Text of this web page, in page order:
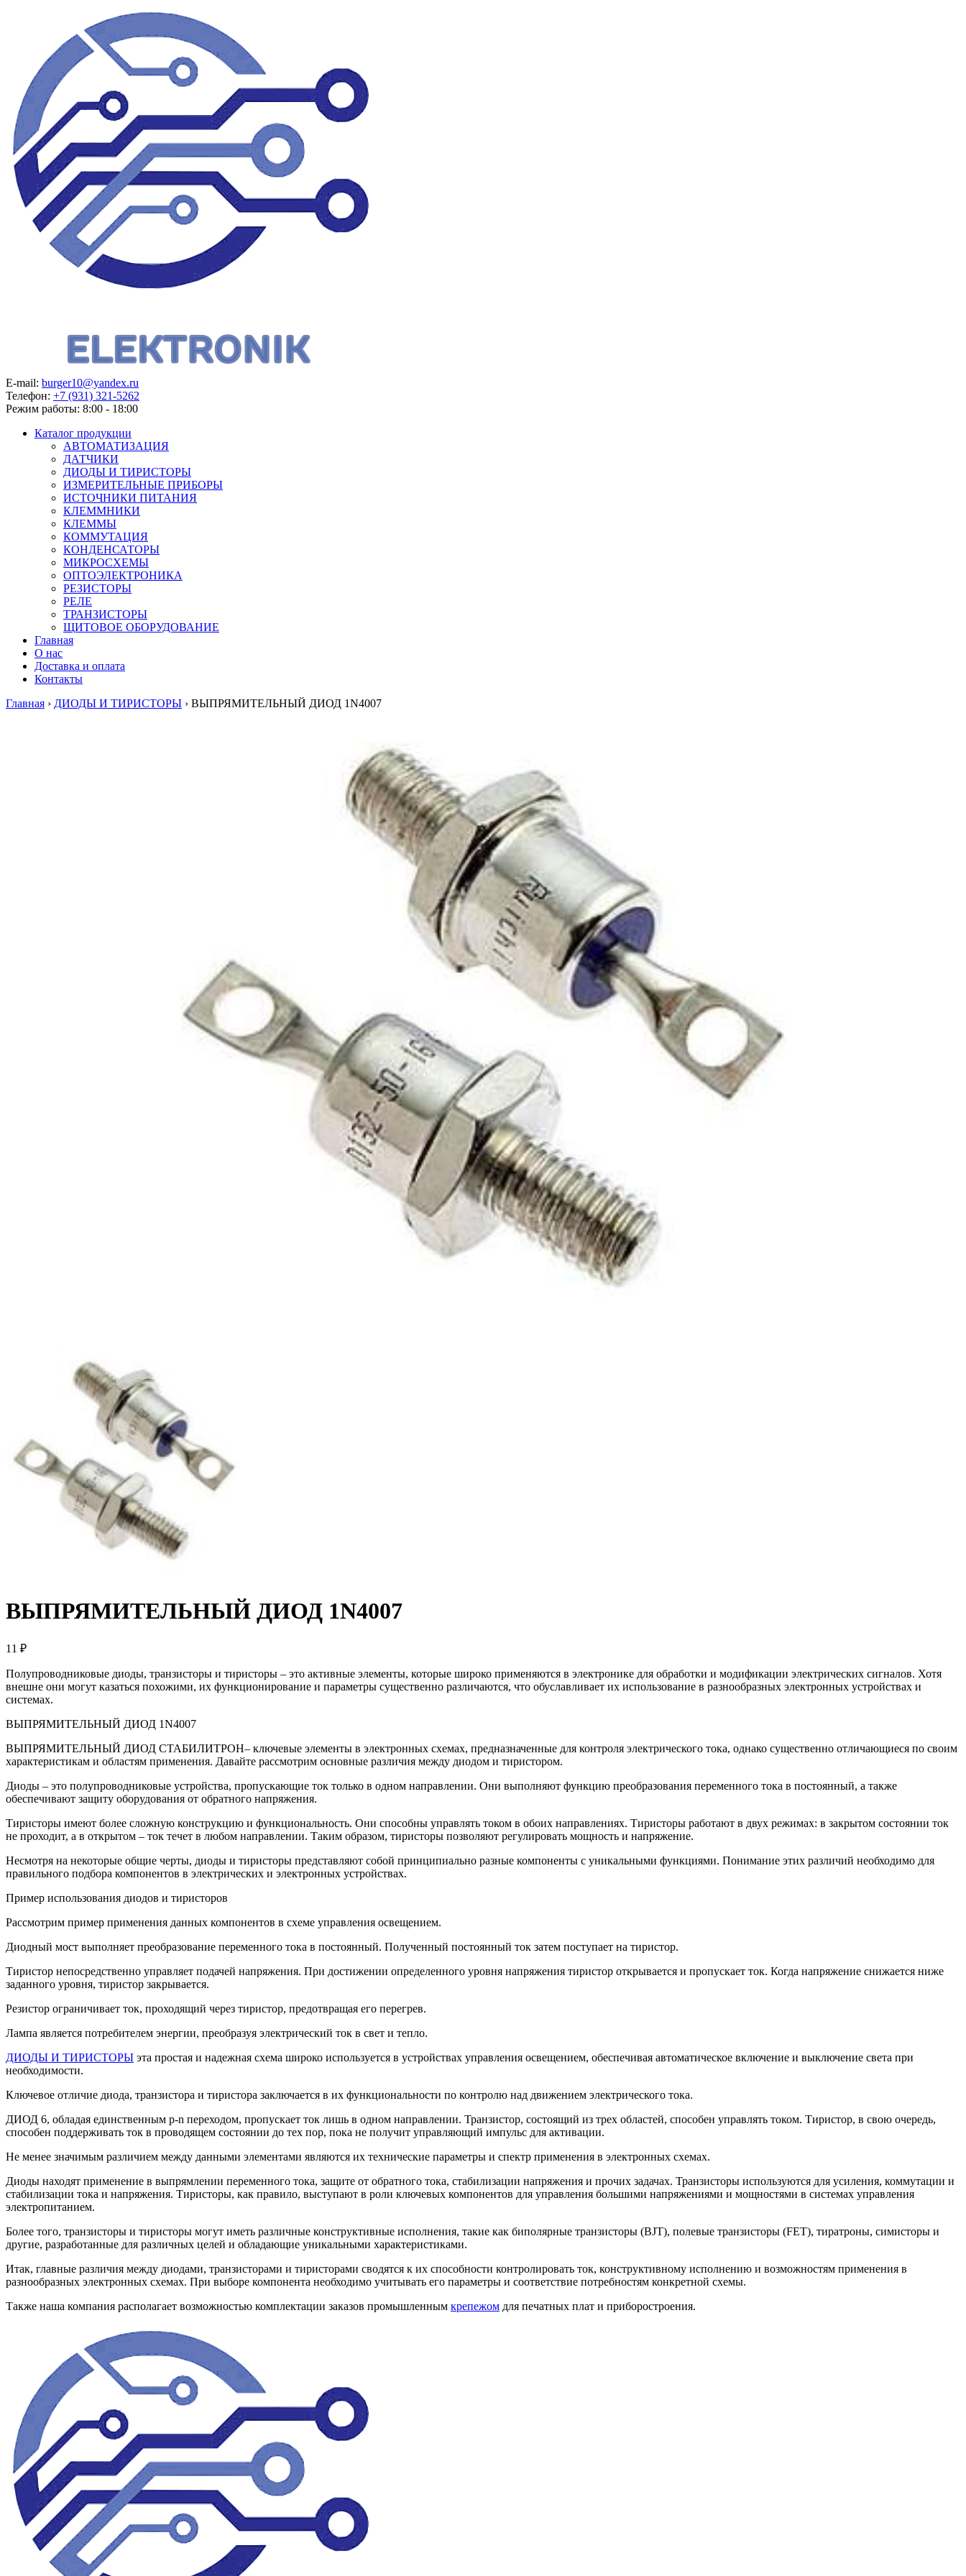
E-mail: burger10@yandex.ru
Телефон: +7 (931) 321-5262
Режим работы: 8:00 - 18:00
Каталог продукции
АВТОМАТИЗАЦИЯ
ДАТЧИКИ
ДИОДЫ И ТИРИСТОРЫ
ИЗМЕРИТЕЛЬНЫЕ ПРИБОРЫ
ИСТОЧНИКИ ПИТАНИЯ
КЛЕММНИКИ
КЛЕММЫ
КОММУТАЦИЯ
КОНДЕНСАТОРЫ
МИКРОСХЕМЫ
ОПТОЭЛЕКТРОНИКА
РЕЗИСТОРЫ
РЕЛЕ
ТРАНЗИСТОРЫ
ЩИТОВОЕ ОБОРУДОВАНИЕ
Главная
О нас
Доставка и оплата
Контакты
Главная › ДИОДЫ И ТИРИСТОРЫ › ВЫПРЯМИТЕЛЬНЫЙ ДИОД 1N4007
ВЫПРЯМИТЕЛЬНЫЙ ДИОД 1N4007
11 ₽
Полупроводниковые диоды, транзисторы и тиристоры – это активные элементы, которые широко применяются в электронике для обработки и модификации электрических сигналов. Хотя
внешне они могут казаться похожими, их функционирование и параметры существенно различаются, что обуславливает их использование в разнообразных электронных устройствах и
системах.
ВЫПРЯМИТЕЛЬНЫЙ ДИОД 1N4007
ВЫПРЯМИТЕЛЬНЫЙ ДИОД СТАБИЛИТРОН– ключевые элементы в электронных схемах, предназначенные для контроля электрического тока, однако существенно отличающиеся по своим
характеристикам и областям применения. Давайте рассмотрим основные различия между диодом и тиристором.
Диоды – это полупроводниковые устройства, пропускающие ток только в одном направлении. Они выполняют функцию преобразования переменного тока в постоянный, а также
обеспечивают защиту оборудования от обратного напряжения.
Тиристоры имеют более сложную конструкцию и функциональность. Они способны управлять током в обоих направлениях. Тиристоры работают в двух режимах: в закрытом состоянии ток
не проходит, а в открытом – ток течет в любом направлении. Таким образом, тиристоры позволяют регулировать мощность и напряжение.
Несмотря на некоторые общие черты, диоды и тиристоры представляют собой принципиально разные компоненты с уникальными функциями. Понимание этих различий необходимо для
правильного подбора компонентов в электрических и электронных устройствах.
Пример использования диодов и тиристоров
Рассмотрим пример применения данных компонентов в схеме управления освещением.
Диодный мост выполняет преобразование переменного тока в постоянный. Полученный постоянный ток затем поступает на тиристор.
Тиристор непосредственно управляет подачей напряжения. При достижении определенного уровня напряжения тиристор открывается и пропускает ток. Когда напряжение снижается ниже
заданного уровня, тиристор закрывается.
Резистор ограничивает ток, проходящий через тиристор, предотвращая его перегрев.
Лампа является потребителем энергии, преобразуя электрический ток в свет и тепло.
ДИОДЫ И ТИРИСТОРЫ эта простая и надежная схема широко используется в устройствах управления освещением, обеспечивая автоматическое включение и выключение света при
необходимости.
Ключевое отличие диода, транзистора и тиристора заключается в их функциональности по контролю над движением электрического тока.
ДИОД 6, обладая единственным p-n переходом, пропускает ток лишь в одном направлении. Транзистор, состоящий из трех областей, способен управлять током. Тиристор, в свою очередь,
способен поддерживать ток в проводящем состоянии до тех пор, пока не получит управляющий импульс для активации.
Не менее значимым различием между данными элементами являются их технические параметры и спектр применения в электронных схемах.
Диоды находят применение в выпрямлении переменного тока, защите от обратного тока, стабилизации напряжения и прочих задачах. Транзисторы используются для усиления, коммутации и
стабилизации тока и напряжения. Тиристоры, как правило, выступают в роли ключевых компонентов для управления большими напряжениями и мощностями в системах управления
электропитанием.
Более того, транзисторы и тиристоры могут иметь различные конструктивные исполнения, такие как биполярные транзисторы (BJT), полевые транзисторы (FET), тиратроны, симисторы и
другие, разработанные для различных целей и обладающие уникальными характеристиками.
Итак, главные различия между диодами, транзисторами и тиристорами сводятся к их способности контролировать ток, конструктивному исполнению и возможностям применения в
разнообразных электронных схемах. При выборе компонента необходимо учитывать его параметры и соответствие потребностям конкретной схемы.
Также наша компания располагает возможностью комплектации заказов промышленным крепежом для печатных плат и приборостроения.